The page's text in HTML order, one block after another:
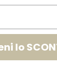
Ottieni lo